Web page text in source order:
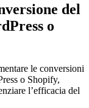
del
o
le conversioni
o Shopify,
l’efficacia del